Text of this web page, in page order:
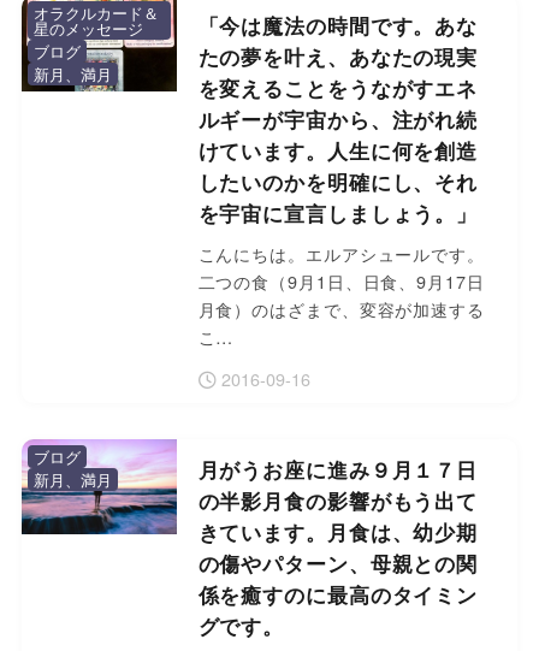
「今は魔法の時間です。あな
たの夢を叶え、あなたの現実
を変えることをうながすエネ
ルギーが宇宙から、注がれ続
けています。人生に何を創造
したいのかを明確にし、それ
を宇宙に宣言しましょう。」
こんにちは。エルアシュールです。
二つの食（9月1日、日食、9月17日
月食）のはざまで、変容が加速する
こ…
2016-09-16
オラクルカード＆
星のメッセージ
ブログ
新月、満月
月がうお座に進み９月１７日
の半影月食の影響がもう出て
きています。月食は、幼少期
の傷やパターン、母親との関
係を癒すのに最高のタイミン
グです。
ブログ
新月、満月